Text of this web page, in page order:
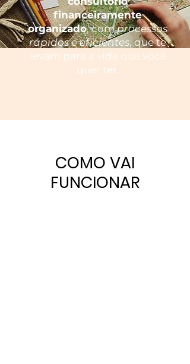
financeiramente
organizado, comprocessos
rápidos e eficientes, que te
levam para a vida que você
quer ter.
COMO VAI
FUNCIONAR